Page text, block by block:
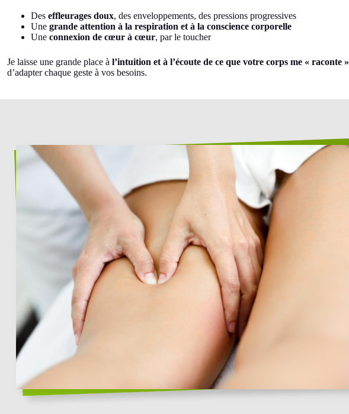
Des effleurages doux, des enveloppements, des pressions progressives
Une grande attention à la respiration et à la conscience corporelle
Une connexion de cœur à cœur, par le toucher
Je laisse une grande place à l’intuition et à l’écoute de ce que votre corps me « raconte »
d’adapter chaque geste à vos besoins.